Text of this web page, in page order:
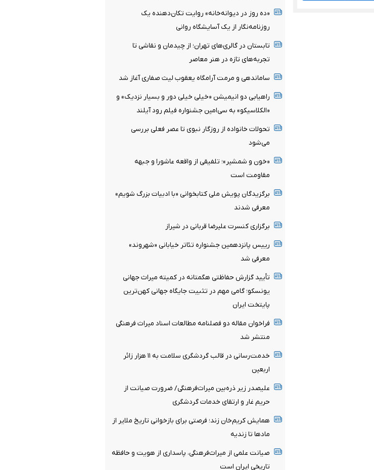
«ده روز در دیوانه‌خانه» روایت تکان‌دهنده یک
روزنامه‌نگار از یک آسایشگاه روانی
تابستان در گالری‌های تهران؛ از چیدمان و نقاشی تا
تجربه‌های تازه در هنر معاصر
ساماندهی و مرمت آرامگاه یعقوب لیث صفاری آغاز شد
راهیابی دو انیمیشن «خیلی خیلی دور و بسیار نزدیک» و
«الکلاسیکو» به سی‌امین جشنواره فیلم رود آیلند
تحولات خانواده از روزگار نبوی تا عصر فعلی بررسی
می‌شود
«خون و شمشیر»؛ تلفیقی از واقعه عاشورا و جبهه
مقاومت است
برگزیدگان پویش ملی کتابخوانی «با ادبیات بزرگ شویم»
معرفی شدند
برگزاری کنسرت علیرضا قربانی در شیراز
رییس پانزدهمین جشنواره تئاتر خیابانی «شهروند»
معرفی شد
تأیید گزارش حفاظتی هگمتانه در کمیته میراث جهانی
یونسکو؛ گامی مهم در تثبیت جایگاه جهانی کهن‌ترین
پایتخت ایران
فراخوان مقاله دو فصلنامه مطالعات اسناد میراث فرهنگی
منتشر شد
خدمت‌رسانی در قالب گردشگری سلامت به ۱۱ هزار زائر
اربعین
علیصدر زیر ذره‌بین میراث‌فرهنگی/ ضرورت صیانت از
حریم غار و ارتقای خدمات گردشگری
همایش کریم‌خان زند؛ فرصتی برای بازخوانی تاریخ ملایر از
مادها تا زندیه
صیانت علمی از میراث‌فرهنگی، پاسداری از هویت و حافظه
تاریخی ایران است